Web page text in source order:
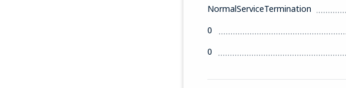
NormalServiceTermination
0
0